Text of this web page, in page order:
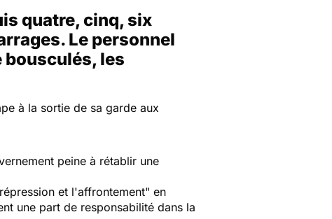
quatre, cinq, six
Le personnel
bousculés, les
à la sortie de sa garde aux
peine à rétablir une
et l'affrontement" en
une part de responsabilité dans la